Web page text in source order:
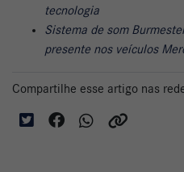
tecnologia
Sistema de som
presente nos veículos
Compartilhe esse artigo nas